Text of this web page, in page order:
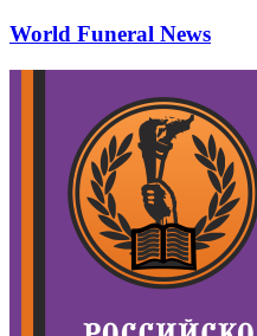
World Funeral News